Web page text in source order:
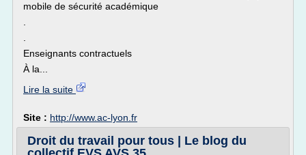
mobile de sécurité académique
Enseignants contractuels
À la...
Lire la suite
Site : http://www.ac-lyon.fr
Droit du travail pour tous | Le blog du